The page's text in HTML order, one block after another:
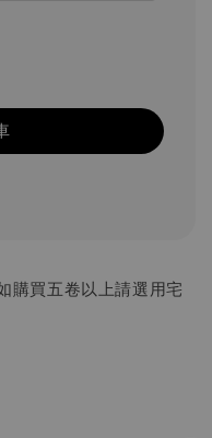
購買五卷以上請選用宅